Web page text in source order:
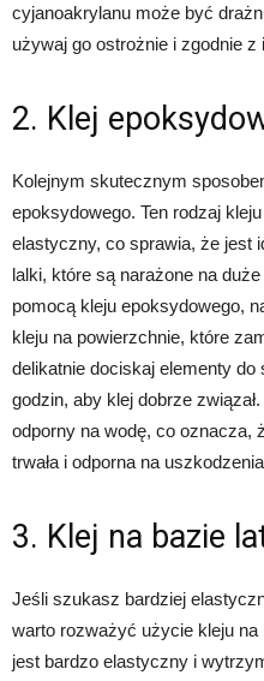
cyjanoakrylanu może być
używaj go ostrożnie i zgodnie
2. Klej
Kolejnym skutecznym
epoksydowego. Ten rodzaj
elastyczny, co sprawia, że jest
lalki, które są narażone na
pomocą kleju epoksydowego,
kleju na powierzchnie, które
delikatnie dociskaj elementy do
godzin, aby klej dobrze
odporny na wodę, co oznacza,
trwała i odporna na
3. Klej na bazie
Jeśli szukasz bardziej
warto rozważyć użycie kleju na
jest bardzo elastyczny i